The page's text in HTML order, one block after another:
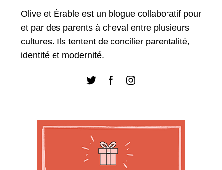
Olive et Érable est un blogue collaboratif pour
et par des parents à cheval entre plusieurs
cultures. Ils tentent de concilier parentalité,
identité et modernité.